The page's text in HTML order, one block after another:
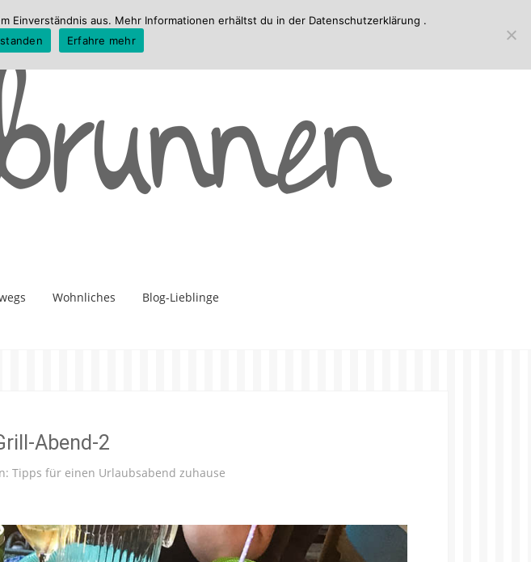
Wohnliches Blog-Lieblinge
Abend-2
Tipps für einen Urlaubsabend zuhause
Einverständnis aus. Mehr Informationen erhältst du in der Datenschutzerklärung .
Erfahre mehr